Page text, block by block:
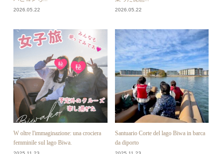
2026.05.22 2026.05.22
W oltre l'immaginazione: una crociera
femminile sul lago Biwa.
Santuario Corte del lago Biwa in barca
da diporto